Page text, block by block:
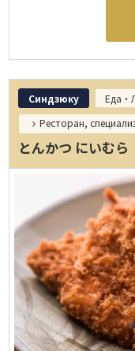
Синдзюку
Еда・
Ресторан,
とんかつ にいむら